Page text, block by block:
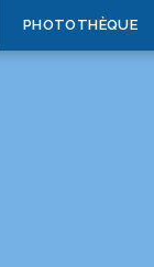
PHOTOTHÈQUE